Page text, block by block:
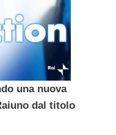
una nuova
dal titolo